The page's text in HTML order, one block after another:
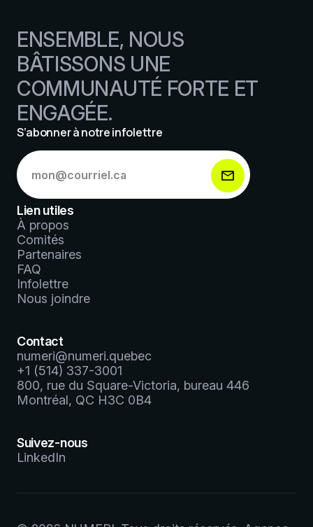
ENSEMBLE, NOUS
BÂTISSONS UNE
COMMUNAUTÉ FORTE ET
ENGAGÉE.
S’abonner à notre infolettre
S’abonner
à
notre
infolettre
*
Lien utiles
À propos
Comités
Partenaires
FAQ
Infolettre
Nous joindre
Contact
numeri@numeri.quebec
+1 (514) 337-3001
800, rue du Square-Victoria, bureau 446
Montréal, QC H3C 0B4
Suivez-nous
LinkedIn